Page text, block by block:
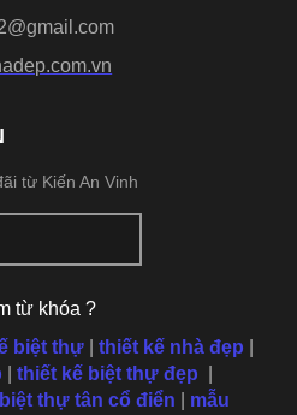
từ Kiến An Vinh
từ khóa ?
biệt thự |thiết kế nhà đẹp
thiết kế biệt thự đẹp
thự tân cổ điển
mẫu